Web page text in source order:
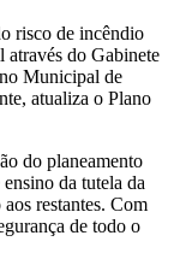
risco de incêndio
do Gabinete
Municipal de
atualiza o Plano
do planeamento
da tutela da
restantes. Com
de todo o